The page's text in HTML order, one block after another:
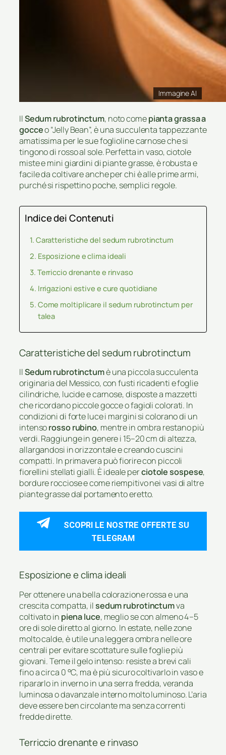
Immagine AI
IlSedum rubrotinctum, noto comepianta grassa a
gocceo “Jelly Bean”, è una succulenta tappezzante
amatissima per le sue foglioline carnose che si
tingono di rosso al sole. Perfetta in vaso, ciotole
miste e mini giardini di piante grasse, è robusta e
facile da coltivare anche per chi è alle prime armi,
purché si rispettino poche, semplici regole.
Indice dei Contenuti
Caratteristiche del sedum rubrotinctum
Esposizione e clima ideali
Terriccio drenante e rinvaso
Irrigazioni estive e cure quotidiane
Come moltiplicare il sedum rubrotinctum per
talea
Caratteristiche del sedum rubrotinctum
IlSedum rubrotinctumè una piccola succulenta
originaria del Messico, con fusti ricadenti e foglie
cilindriche, lucide e carnose, disposte a mazzetti
che ricordano piccole gocce o fagioli colorati. In
condizioni di forte luce i margini si colorano di un
intensorosso rubino, mentre in ombra restano più
verdi. Raggiunge in genere i 15–20 cm di altezza,
allargandosi in orizzontale e creando cuscini
compatti. In primavera può fiorire con piccoli
fiorellini stellati gialli. È ideale perciotole sospese,
bordure rocciose e come riempitivo nei vasi di altre
piante grasse dal portamento eretto.
SCOPRI LE NOSTRE OFFERTE SU
TELEGRAM
Esposizione e clima ideali
Per ottenere una bella colorazione rossa e una
crescita compatta, ilsedum rubrotinctumva
coltivato in piena luce, meglio se con almeno 4–5
ore di sole diretto al giorno. In estate, nelle zone
molto calde, è utile una leggera ombra nelle ore
centrali per evitare scottature sulle foglie più
giovani. Teme il gelo intenso: resiste a brevi cali
fino a circa 0 °C, ma è più sicuro coltivarlo in vaso e
ripararlo in inverno in una serra fredda, veranda
luminosa o davanzale interno molto luminoso. L’aria
deve essere ben circolante ma senza correnti
fredde dirette.
Terriccio drenante e rinvaso